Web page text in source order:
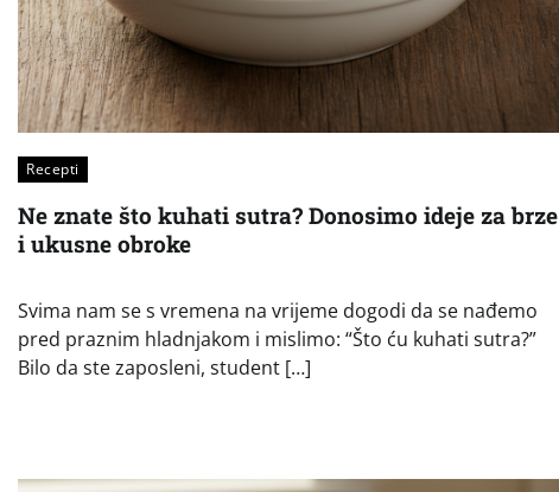
Recepti
Ne znate što kuhati sutra? Donosimo ideje za brze
i ukusne obroke
Svima nam se s vremena na vrijeme dogodi da se nađemo
pred praznim hladnjakom i mislimo: “Što ću kuhati sutra?”
Bilo da ste zaposleni, student […]